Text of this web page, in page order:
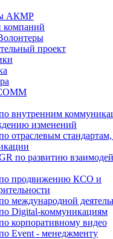
АКМР
компаний
проект
внутренним
изменений
отраслевым
по развитию
продвижению КСО и
международной
Digital-коммуникациям
корпоративному видео
Event - менеджменту